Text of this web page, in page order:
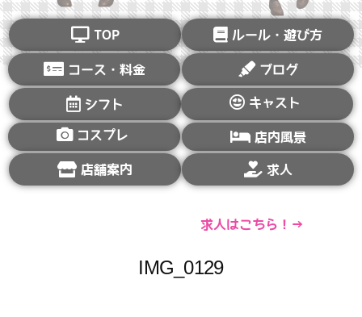
TOP ルール・遊び方
コース・料金 ブログ
シフト キャスト
コスプレ 店内風景
店舗案内 求人
求人はこちら！→
IMG_0129